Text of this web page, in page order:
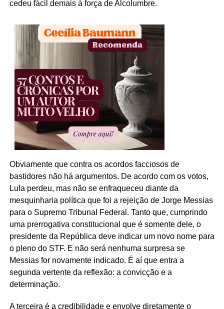
cedeu fácil demais à força de Alcolumbre.
Obviamente que contra os acordos facciosos de
bastidores não há argumentos. De acordo com os votos,
Lula perdeu, mas não se enfraqueceu diante da
mesquinharia política que foi a rejeição de Jorge Messias
para o Supremo Tribunal Federal. Tanto que, cumprindo
uma prerrogativa constitucional que é somente dele, o
presidente da República deve indicar um novo nome para
o pleno do STF. E não será nenhuma surpresa se
Messias for novamente indicado. É aí que entra a
segunda vertente da reflexão: a convicção e a
determinação.
A terceira é a credibilidade e envolve diretamente o